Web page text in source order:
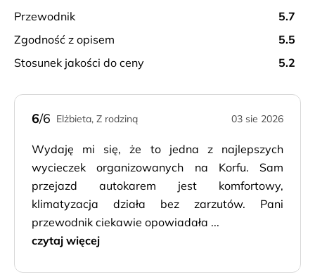
dla Korfu likieru z kumkwatu – czas na degustację i
przewodnik
5.7
zgodność z opisem
5.5
stosunek jakości do ceny
5.2
6/6 Elżbieta, Z rodziną 03 sie 2026
Wydaję mi się, że to jedna z najlepszych
wycieczek organizowanych na Korfu. Sam
przejazd autokarem jest komfortowy,
klimatyzacja działa bez zarzutów. Pani
przewodnik ciekawie opowiadała ...
czytaj więcej